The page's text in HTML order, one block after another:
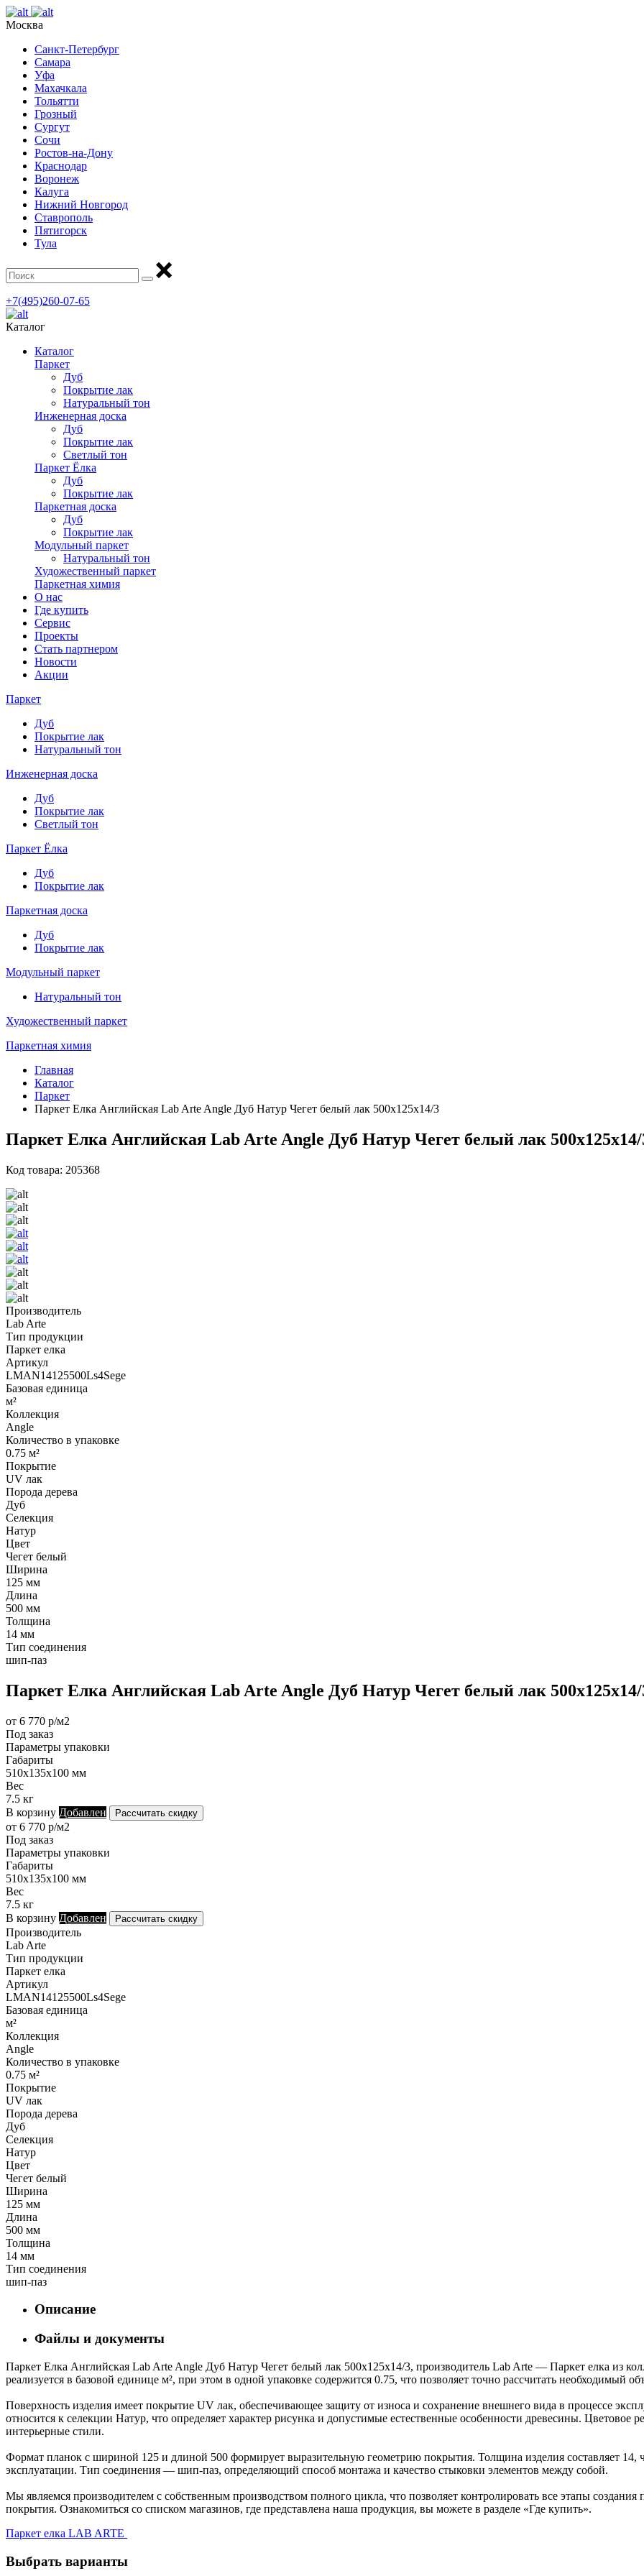
Москва
Санкт-Петербург
Самара
Уфа
Махачкала
Тольятти
Грозный
Сургут
Сочи
Ростов-на-Дону
Краснодар
Воронеж
Калуга
Нижний Новгород
Ставрополь
Пятигорск
Тула
+7(495)260-07-65
Каталог
Каталог
Паркет
Дуб
Покрытие лак
Натуральный тон
Инженерная доска
Дуб
Покрытие лак
Светлый тон
Паркет Ёлка
Дуб
Покрытие лак
Паркетная доска
Дуб
Покрытие лак
Модульный паркет
Натуральный тон
Художественный паркет
Паркетная химия
О нас
Где купить
Сервис
Проекты
Стать партнером
Новости
Акции
Паркет
Дуб
Покрытие лак
Натуральный тон
Инженерная доска
Дуб
Покрытие лак
Светлый тон
Паркет Ёлка
Дуб
Покрытие лак
Паркетная доска
Дуб
Покрытие лак
Модульный паркет
Натуральный тон
Художественный паркет
Паркетная химия
Главная
Каталог
Паркет
Паркет Елка Английская Lab Arte Angle Дуб Натур Чегет белый лак 500х125х14/3
Паркет Елка Английская Lab Arte Angle Дуб Натур Чегет белый лак
Код товара: 205368
Производитель
Lab Arte
Тип продукции
Паркет елка
Артикул
LMAN14125500Ls4Sege
Базовая единица
м²
Коллекция
Angle
Количество в упаковке
0.75 м²
Покрытие
UV лак
Порода дерева
Дуб
Селекция
Натур
Цвет
Чегет белый
Ширина
125 мм
Длина
500 мм
Толщина
14 мм
Тип соединения
шип-паз
Паркет Елка Английская Lab Arte Angle Дуб Натур Чегет белый лак
от 6 770 р/м2
Под заказ
Параметры упаковки
Габариты
510х135х100 мм
Вес
7.5 кг
В корзину Добавлен Рассчитать скидку
от 6 770 р/м2
Под заказ
Параметры упаковки
Габариты
510х135х100 мм
Вес
7.5 кг
В корзину Добавлен Рассчитать скидку
Производитель
Lab Arte
Тип продукции
Паркет елка
Артикул
LMAN14125500Ls4Sege
Базовая единица
м²
Коллекция
Angle
Количество в упаковке
0.75 м²
Покрытие
UV лак
Порода дерева
Дуб
Селекция
Натур
Цвет
Чегет белый
Ширина
125 мм
Длина
500 мм
Толщина
14 мм
Тип соединения
шип-паз
Описание
Файлы и документы
Паркет Елка Английская Lab Arte Angle Дуб Натур Чегет белый лак 500х125х14/3, производитель Lab Arte — Паркет елка из
реализуется в базовой единице м², при этом в одной упаковке содержится 0.75, что позволяет точно рассчитать необходимый
Поверхность изделия имеет покрытие UV лак, обеспечивающее защиту от износа и сохранение внешнего вида в процессе
относится к селекции Натур, что определяет характер рисунка и допустимые естественные особенности древесины.
интерьерные стили.
Формат планок с шириной 125 и длиной 500 формирует выразительную геометрию покрытия. Толщина изделия составляет 14,
эксплуатации. Тип соединения — шип-паз, определяющий способ монтажа и качество стыковки элементов между собой.
Мы являемся производителем с собственным производством полного цикла, что позволяет контролировать все этапы
покрытия. Ознакомиться со списком магазинов, где представлена наша продукция, вы можете в разделе «Где купить».
Паркет елка LAB ARTE
Выбрать варианты